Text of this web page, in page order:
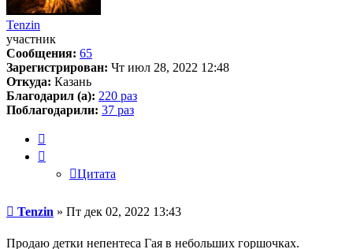
Tenzin
участник
Сообщения: 65
Зарегистрирован: Чт июл 28, 2022 12:48
Откуда: Казань
Благодарил (а): 220 раз
Поблагодарили: 37 раз
Цитата
Сообщение
Tenzin » Пт дек 02, 2022 13:43
Продаю детки непентеса Гая в небольших горшочках.